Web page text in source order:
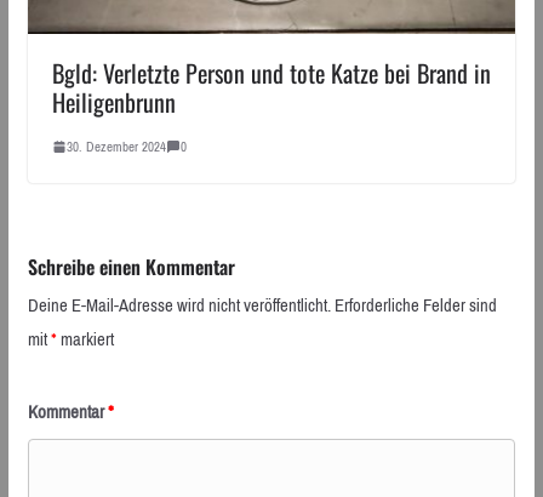
Bgld: Verletzte Person und tote Katze bei Brand in
Heiligenbrunn
30. Dezember 2024 0
Schreibe einen Kommentar
Deine E-Mail-Adresse wird nicht veröffentlicht.Erforderliche Felder sind
mit*markiert
Kommentar*